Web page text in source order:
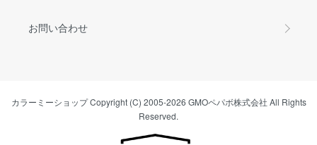
お問い合わせ
カラーミーショップCopyright (C) 2005-2026 GMOペパボ株式会社 All Rights
Reserved.